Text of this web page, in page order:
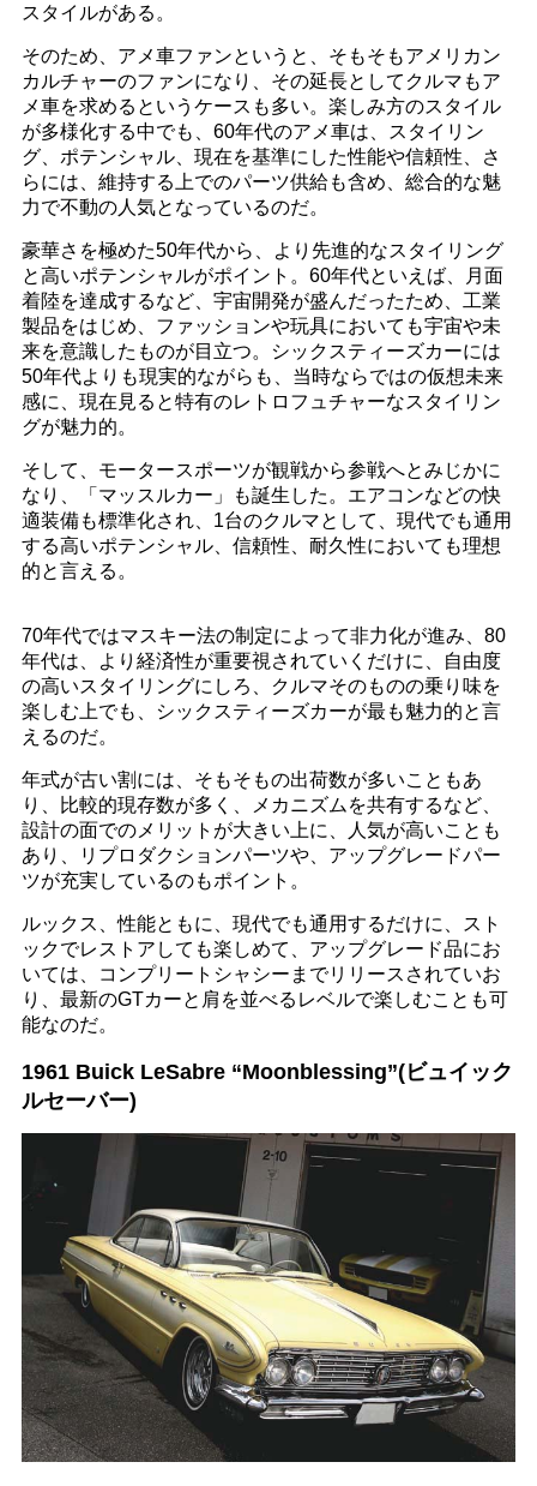
スタイルがある。
そのため、アメ車ファンというと、そもそもアメリカン
カルチャーのファンになり、その延長としてクルマもア
メ車を求めるというケースも多い。楽しみ方のスタイル
が多様化する中でも、60年代のアメ車は、スタイリン
グ、ポテンシャル、現在を基準にした性能や信頼性、さ
らには、維持する上でのパーツ供給も含め、総合的な魅
力で不動の人気となっているのだ。
豪華さを極めた50年代から、より先進的なスタイリング
と高いポテンシャルがポイント。60年代といえば、月面
着陸を達成するなど、宇宙開発が盛んだったため、工業
製品をはじめ、ファッションや玩具においても宇宙や未
来を意識したものが目立つ。シックスティーズカーには
50年代よりも現実的ながらも、当時ならではの仮想未来
感に、現在見ると特有のレトロフュチャーなスタイリン
グが魅力的。
そして、モータースポーツが観戦から参戦へとみじかに
なり、「マッスルカー」も誕生した。エアコンなどの快
適装備も標準化され、1台のクルマとして、現代でも通用
する高いポテンシャル、信頼性、耐久性においても理想
的と言える。
70年代ではマスキー法の制定によって非力化が進み、80
年代は、より経済性が重要視されていくだけに、自由度
の高いスタイリングにしろ、クルマそのものの乗り味を
楽しむ上でも、シックスティーズカーが最も魅力的と言
えるのだ。
年式が古い割には、そもそもの出荷数が多いこともあ
り、比較的現存数が多く、メカニズムを共有するなど、
設計の面でのメリットが大きい上に、人気が高いことも
あり、リプロダクションパーツや、アップグレードパー
ツが充実しているのもポイント。
ルックス、性能ともに、現代でも通用するだけに、スト
ックでレストアしても楽しめて、アップグレード品にお
いては、コンプリートシャシーまでリリースされていお
り、最新のGTカーと肩を並べるレベルで楽しむことも可
能なのだ。
1961 Buick LeSabre “Moonblessing”(ビュイック
ルセーバー)